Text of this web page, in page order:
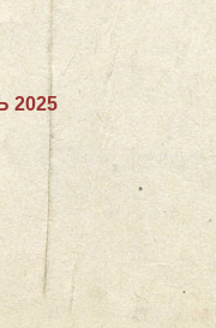
2025